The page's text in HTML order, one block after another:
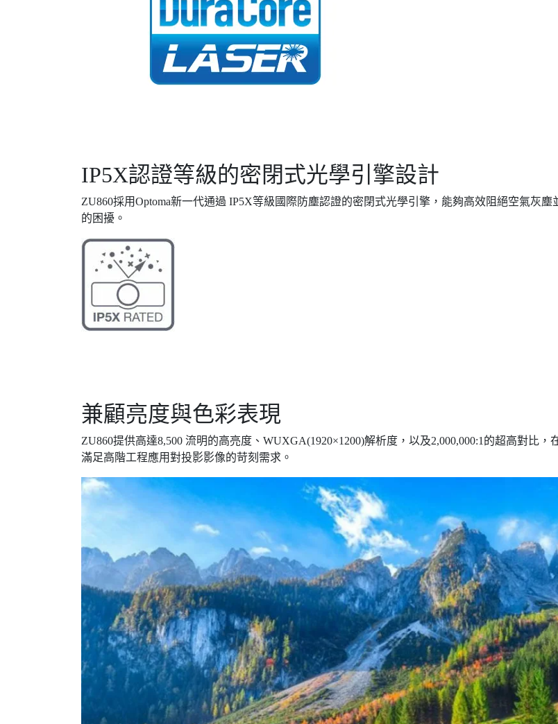
IP5X認證等級的密閉式光學引擎設計
ZU860採用Optoma新一代通過 IP5X等級國際防塵認證的密閉式光學引擎，能夠高效阻絕空氣灰
的困擾。
兼顧亮度與色彩表現
ZU860提供高達8,500 流明的高亮度、WUXGA(1920×1200)解析度，以及2,000,000:1的超高對比
滿足高階工程應用對投影影像的苛刻需求。